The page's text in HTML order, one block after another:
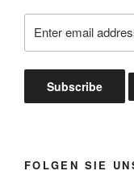
FOLGEN SIE